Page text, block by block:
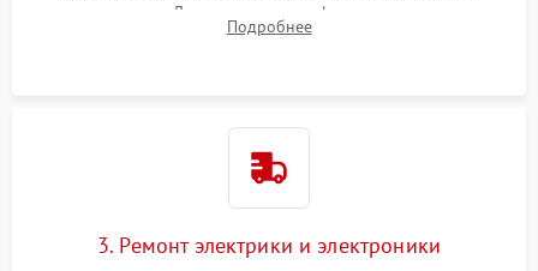
течеискателем. Демонтаж старого фильтра-осушителя и
продувка капиллярной трубки для устранения засоров.
Подробнее
3. Ремонт электрики и электроники